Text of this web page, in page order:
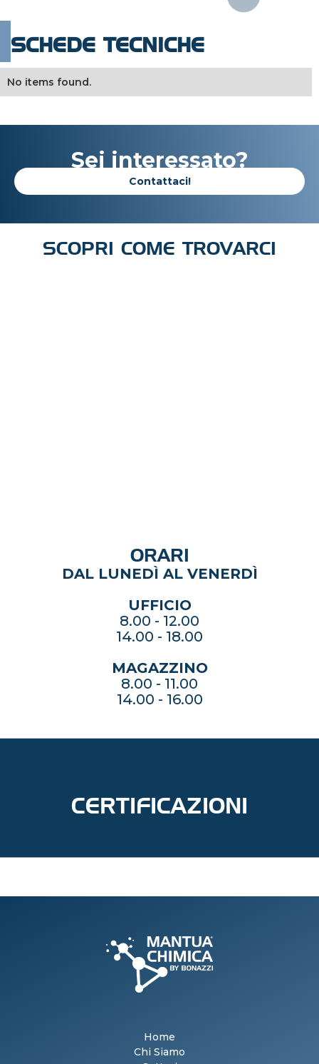
SCHEDE TECNICHE
No items found.
Sei interessato?
Contattaci!
SCOPRI COME TROVARCI
ORARI
DAL LUNEDÌ AL VENERDÌ
UFFICIO
8.00 - 12.00
14.00 - 18.00
MAGAZZINO
8.00 - 11.00
14.00 - 16.00
CERTIFICAZIONI
Home
Chi Siamo